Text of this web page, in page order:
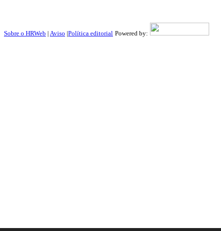
Sobre o HRWeb | Aviso |Política editorial Powered by: